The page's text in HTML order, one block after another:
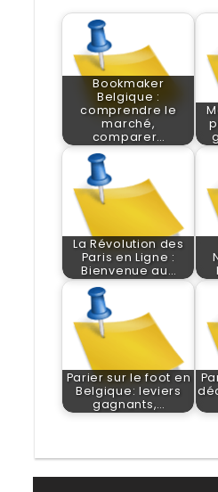
Bookmaker
Belgique :
comprendre le
marché,
comparer…
La Révolution des
Paris en Ligne :
Bienvenue au…
Parier sur le foot en
Belgique: leviers
gagnants,…